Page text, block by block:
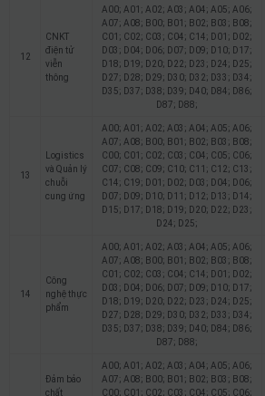
12
CNKT
điện tử
viễn
thông
A00; A01; A02; A03; A04; A05; A06;
A07; A08; B00; B01; B02; B03; B08;
C01; C02; C03; C04; C14; D01; D02;
D03; D04; D06; D07; D09; D10; D17;
D18; D19; D20; D22; D23; D24; D25;
D27; D28; D29; D30; D32; D33; D34;
D35; D37; D38; D39; D40; D84; D86;
D87; D88;
13
Logistics
và Quản lý
chuỗi
cung ứng
A00; A01; A02; A03; A04; A05; A06;
A07; A08; B00; B01; B02; B03; B08;
C00; C01; C02; C03; C04; C05; C06;
C07; C08; C09; C10; C11; C12; C13;
C14; C19; D01; D02; D03; D04; D06;
D07; D09; D10; D11; D12; D13; D14;
D15; D17; D18; D19; D20; D22; D23;
D24; D25;
14
Công
nghệ thực
phẩm
A00; A01; A02; A03; A04; A05; A06;
A07; A08; B00; B01; B02; B03; B08;
C01; C02; C03; C04; C14; D01; D02;
D03; D04; D06; D07; D09; D10; D17;
D18; D19; D20; D22; D23; D24; D25;
D27; D28; D29; D30; D32; D33; D34;
D35; D37; D38; D39; D40; D84; D86;
D87; D88;
Đảm bảo
chất
A00; A01; A02; A03; A04; A05; A06;
A07; A08; B00; B01; B02; B03; B08;
C00; C01; C02; C03; C04; C05; C06;